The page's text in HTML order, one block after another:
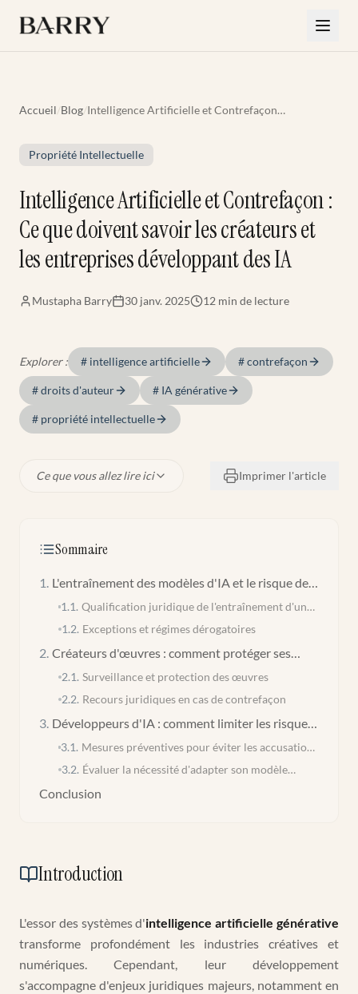
Accueil/Blog/Intelligence Artificielle et Contrefaçon :
Propriété Intellectuelle
Intelligence Artificielle et Contrefaçon :
Ce que doivent savoir les créateurs et
les entreprises développant des IA
Mustapha Barry 30 janv. 2025 12 min de lecture
Explorer : # intelligence artificielle #contrefaçon
#droits d'auteur # IA générative
# propriété intellectuelle
Ce que vous allez lire ici Imprimer l'article
Sommaire
1. L'entraînement des modèles d'IA et le risque de
contrefaçon
1.1. Qualification juridique de l'entraînement d'un
modèle d'IA
1.2. Exceptions et régimes dérogatoires
2. Créateurs d'œuvres : comment protéger ses
droits face aux IA génératives ?
2.1. Surveillance et protection des œuvres
2.2. Recours juridiques en cas de contrefaçon
3. Développeurs d'IA : comment limiter les risques
juridiques ?
3.1. Mesures préventives pour éviter les accusations
de contrefaçon
3.2. Évaluer la nécessité d'adapter son modèle
Conclusion
Introduction
L'essor des systèmes d'intelligence artificielle générative
transforme profondément les industries créatives et
numériques. Cependant, leur développement
s'accompagne d'enjeux juridiques majeurs, notamment en